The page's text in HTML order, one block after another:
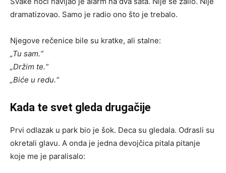
dramatizovao. Samo je radio ono što je trebalo.
Njegove rečenice bile su kratke, ali stalne:
„Tu sam.“
„Držim te.“
„Biće u redu.“
Kada te svet gleda drugačije
Prvi odlazak u park bio je šok. Deca su gledala. Odrasli su
okretali glavu. A onda je jedna devojčica pitala pitanje
koje me je paralisalo: